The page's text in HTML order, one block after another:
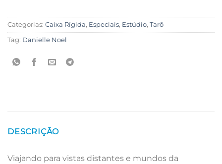
Categorias: Caixa Rígida, Especiais, Estúdio, Tarô
Tag: Danielle Noel
DESCRIÇÃO
Viajando para vistas distantes e mundos da